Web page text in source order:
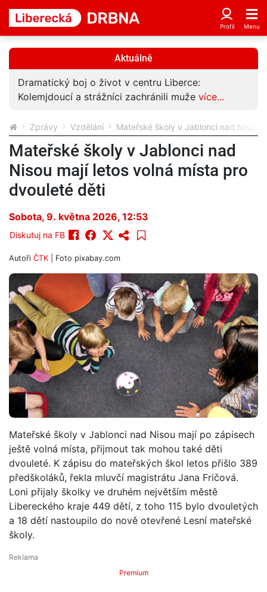
Aktuálně
Dramatický boj o život v centru Liberce:
Kolemjdoucí a strážníci zachránili muže více...
Zprávy Vzdělání Mateřské školy v Jablonci nad Nisou
Mateřské školy v Jablonci nad
Nisou mají letos volná místa pro
dvouleté děti
Sobota, 9. května 2026, 12:53
Diskutuj na FB
Autoři ČTK | Foto pixabay.com
Mateřské školy v Jablonci nad Nisou mají po zápisech
ještě volná místa, přijmout tak mohou také děti
dvouleté. K zápisu do mateřských škol letos přišlo 389
předškoláků, řekla mluvčí magistrátu Jana Fričová.
Loni přijaly školky ve druhém největším městě
Libereckého kraje 449 dětí, z toho 115 bylo dvouletých
a 18 dětí nastoupilo do nově otevřené Lesní mateřské
školy.
Premium